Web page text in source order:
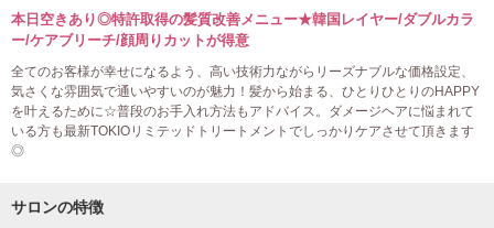
本日空きあり◎特許取得の髪質改善メニュー★韓国レイヤー/ダブルカラ
ー/ケアブリーチ/顔周りカットが得意
全てのお客様が幸せになるよう、高い技術力ながらリーズナブルな価格設定、
気さくな雰囲気で通いやすいのが魅力！髪から始まる、ひとりひとりのHAPPY
を叶えるために☆普段のお手入れ方法もアドバイス。ダメージヘアに悩まれて
いる方も最新TOKIOリミテッドトリートメントでしっかりケアさせて頂きます
◎
サロンの特徴